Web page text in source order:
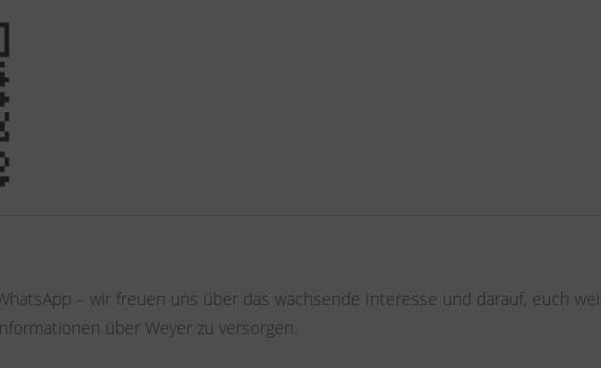
– wir freuen uns über das wachsende Interesse und darauf, euch
über Weyer zu versorgen.